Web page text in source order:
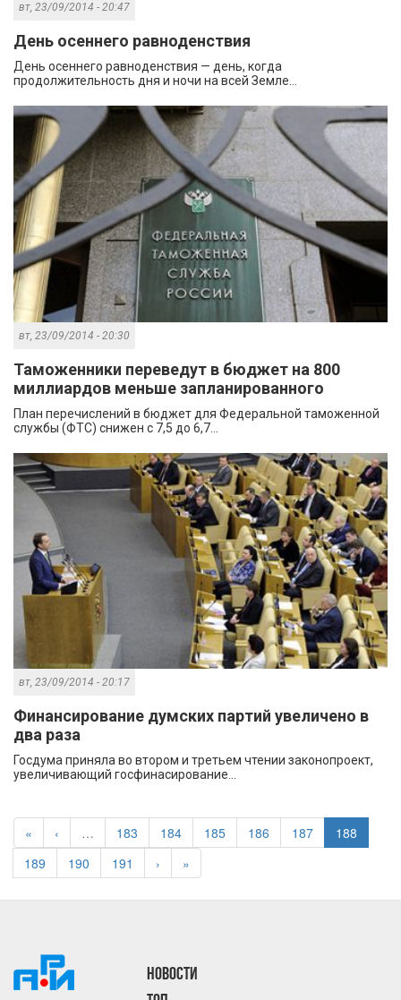
вт, 23/09/2014 - 20:47
День осеннего равноденствия
День осеннего равноденствия — день, когда
продолжительность дня и ночи на всей Земле...
вт, 23/09/2014 - 20:30
Таможенники переведут в бюджет на 800
миллиардов меньше запланированного
План перечислений в бюджет для Федеральной таможенной
службы (ФТС) снижен с 7,5 до 6,7...
вт, 23/09/2014 - 20:17
Финансирование думских партий увеличено в
два раза
Госдума приняла во втором и третьем чтении законопроект,
увеличивающий госфинасирование...
« ‹ … 183 184 185 186 187
188
189
190 191 › »
НОВОСТИ